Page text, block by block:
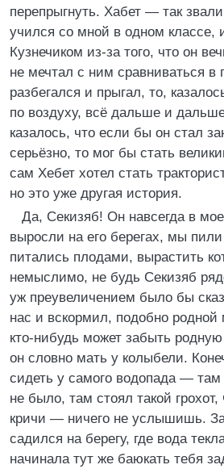
перепрыгнуть. Хабет — так
учился со мной в одном классе,
Кузнечиком из-за того, что он
не мечтал с ним сравниваться в
разбегался и прыгал, то,
по воздуху, всё дальше и
казалось, что если бы он стал
серьёзно, то мог бы стать
сам Хебет хотел стать
но это уже другая история.
Да, Секизяб! Он навсегда в
выросли на его берегах, мы
питались плодами, вырастить
немыслимо, не будь Секизяб
уж преувеличением было бы
нас и вскормил, подобно
кто-нибудь может забыть
он словно мать у колыбели.
сидеть у самого водопада — там
не было, там стоял такой
кричи — ничего не услышишь.
садился на берегу, где вода
начинала тут же баюкать тебя